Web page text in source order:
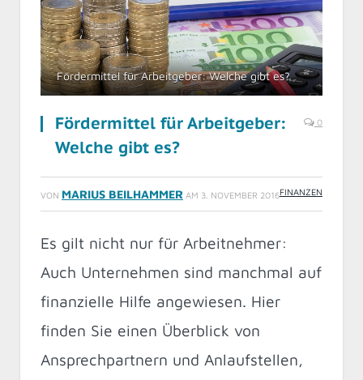
Fördermittel für Arbeitgeber: Welche gibt es?
Fördermittel für Arbeitgeber:
Welche gibt es?
0
VON MARIUS BEILHAMMER AM 3. NOVEMBER 2016FINANZEN
Es gilt nicht nur für Arbeitnehmer:
Auch Unternehmen sind manchmal auf
finanzielle Hilfe angewiesen. Hier
finden Sie einen Überblick von
Ansprechpartnern und Anlaufstellen,